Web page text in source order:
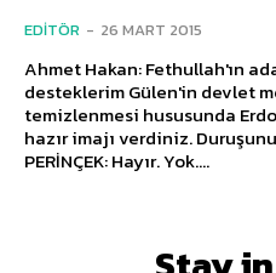
EDITÖR - 26 MART 2015
Ahmet Hakan: Fethullah'ın
desteklerim Gülen'in devlet
temizlenmesi hususunda
hazır imajı verdiniz. Duruşunuz
PERİNÇEK: Hayır. Yok....